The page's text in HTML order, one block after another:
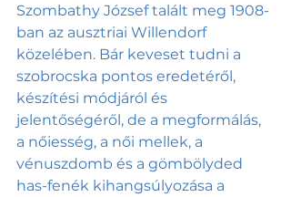
Szombathy József talált meg 1908-
ban az ausztriai Willendorf
közelében. Bár keveset tudni a
szobrocska pontos eredetéről,
készítési módjáról és
jelentőségéről, de a megformálás,
a nőiesség, a női mellek, a
vénuszdomb és a gömbölyded
has-fenék kihangsúlyozása a